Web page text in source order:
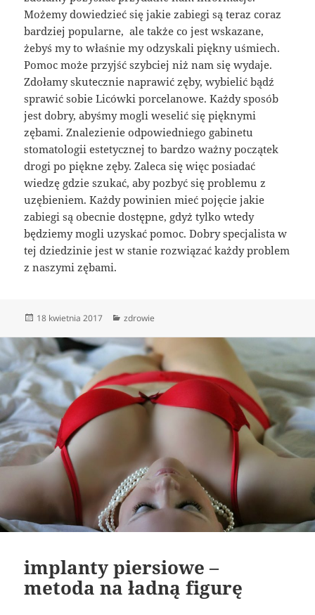
Możemy dowiedzieć się jakie zabiegi są teraz coraz
bardziej popularne, ale także co jest wskazane,
żebyś my to właśnie my odzyskali piękny uśmiech.
Pomoc może przyjść szybciej niż nam się wydaje.
Zdołamy skutecznie naprawić zęby, wybielić bądź
sprawić sobie Licówki porcelanowe. Każdy sposób
jest dobry, abyśmy mogli weselić się pięknymi
zębami. Znalezienie odpowiedniego gabinetu
stomatologii estetycznej to bardzo ważny początek
drogi po piękne zęby. Zaleca się więc posiadać
wiedzę gdzie szukać, aby pozbyć się problemu z
uzębieniem. Każdy powinien mieć pojęcie jakie
zabiegi są obecnie dostępne, gdyż tylko wtedy
będziemy mogli uzyskać pomoc. Dobry specjalista w
tej dziedzinie jest w stanie rozwiązać każdy problem
z naszymi zębami.
Data
18 kwietnia 2017 Kategorie
zdrowie
implanty piersiowe –
metoda na ładną figurę